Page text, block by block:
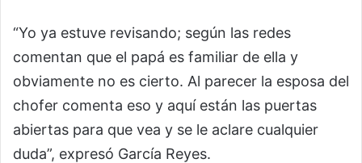
“Yo ya estuve revisando; según las redes
comentan que el papá es familiar de ella y
obviamente no es cierto. Al parecer la esposa del
chofer comenta eso y aquí están las puertas
abiertas para que vea y se le aclare cualquier
duda”, expresó García Reyes.